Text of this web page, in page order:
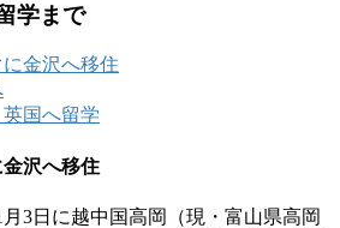
学まで
金沢へ移住
国へ留学
沢へ移住
3日に越中国高岡（現・富山県高岡